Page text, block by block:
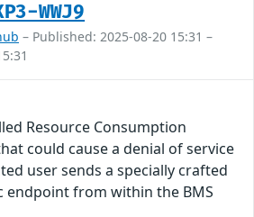
WWJ9
– Published: 2025-08-20 15:31 –
Resource Consumption
could cause a denial of service
user sends a specially crafted
endpoint from within the BMS